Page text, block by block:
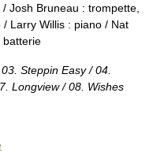
Josh Bruneau : trompette,
Larry Willis : piano / Nat
batterie
Steppin Easy / 04.
Longview / 08. Wishes